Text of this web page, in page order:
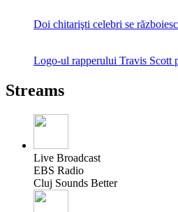
Doi chitarişti celebri se
Logo-ul rapperului Travis Scott
Streams
Live Broadcast
EBS Radio
Cluj Sounds Better